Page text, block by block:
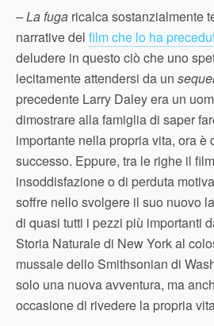
– La fuga ricalca sostanzialmente
narrative del film che lo ha
deludere in questo ciò che uno
lecitamente attendersi da un
precedente Larry Daley era un
dimostrare alla famiglia di saper
importante nella propria vita, ora è
successo. Eppure, tra le righe il
insoddisfazione o di perduta
soffre nello svolgere il suo nuovo
di quasi tutti i pezzi più importanti
Storia Naturale di New York al
mussale dello Smithsonian di
solo una nuova avventura, ma
occasione di rivedere la propria